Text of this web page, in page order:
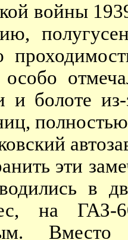
войны
особо
и болоте
эти
в
на ГАЗ-